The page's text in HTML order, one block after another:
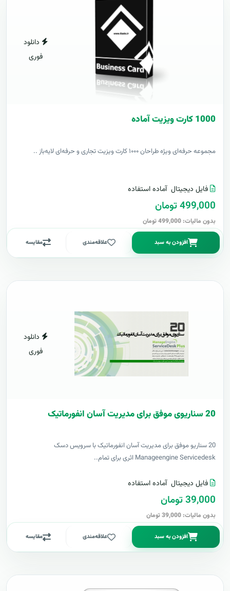
دانلود
فوری
1000 کارت ويزيت آماده
مجموعه حرفه‌ای ویژه طراحان ۱۰۰۰ کارت ویزیت تجاری و حرفه‌ای لایه‌باز ..
فایل دیجیتال آماده استفاده
499,000 تومان
بدون مالیات: 499,000 تومان
افزودن به سبد علاقه‌مندی مقایسه
دانلود
فوری
20 سناریوی موفق برای مدیریت آسان انفورماتیک
20 سناریو موفق برای مدیریت آسان انفورماتیک با سرویس دسک
Manageengine Servicedesk اثری برای تمام..
فایل دیجیتال آماده استفاده
39,000 تومان
بدون مالیات: 39,000 تومان
افزودن به سبد علاقه‌مندی مقایسه